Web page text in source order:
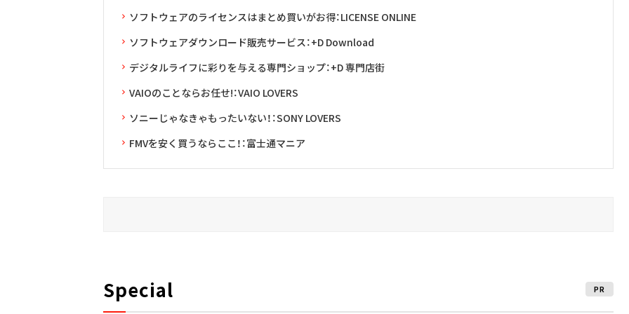
ソフトウェアのライセンスはまとめ買いがお得：LICENSE ONLINE
ソフトウェアダウンロード販売サービス：+D Download
デジタルライフに彩りを与える専門ショップ：+D 専門店街
VAIOのことならお任せ!：VAIO LOVERS
ソニーじゃなきゃもったいない！：SONY LOVERS
FMVを安く買うならここ！：富士通マニア
Special PR